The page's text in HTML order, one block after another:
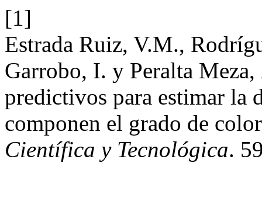
[1]
Estrada Ruiz, V.M.,
Garrobo, I. y Peralta
predictivos para estimar la
componen el grado de
Científica y Tecnológica.